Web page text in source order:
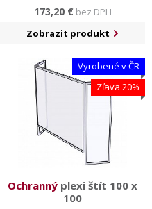
173,20 €bez DPH
Zobrazit produkt
Vyrobené v ČR
Zľava 20%
Ochranný plexi štít 100 x
100